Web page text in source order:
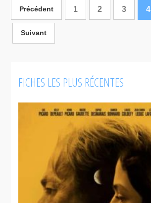
Précédent 1 2 3 4
Suivant
FICHES LES PLUS RÉCENTES